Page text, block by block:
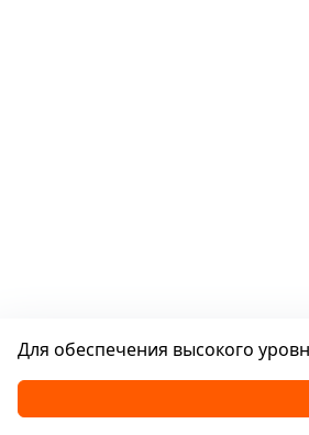
Для обеспечения высокого